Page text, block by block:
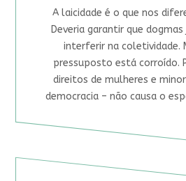
A laicidade é o que nos
Deveria garantir que
interferir na coletividade.
pressuposto está corroído.
direitos de mulheres e
democracia – não causa o